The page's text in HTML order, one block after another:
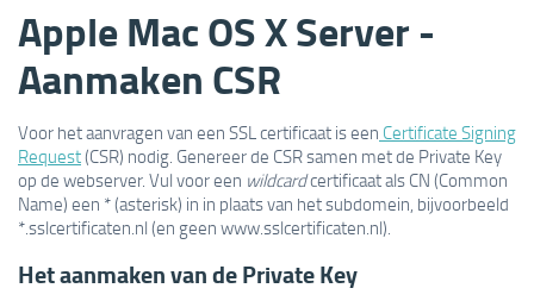
Apple Mac OS X Server -
Aanmaken CSR
Voor het aanvragen van een SSL certificaat is een Certificate Signing
Request(CSR) nodig. Genereer de CSR samen met de Private Key
op de webserver. Vul voor een wildcardcertificaat als CN (Common
Name) een * (asterisk) in in plaats van het subdomein, bijvoorbeeld
*.sslcertificaten.nl (en geen www.sslcertificaten.nl).
Het aanmaken van de Private Key